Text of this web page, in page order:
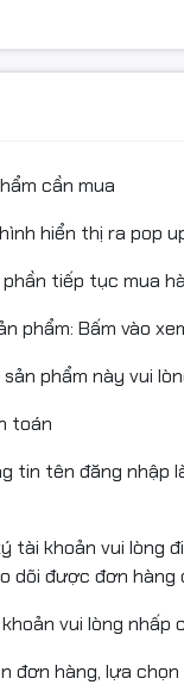
LBP 161w, máy
phí in ấn, bản in
hết mực
miễn phí tại Hà
LBP 162dw,
OEM, đạt
cần mua
hiển thị ra pop
tiếp tục mua
phẩm: Bấm vào
phẩm này vui
toán
tin tên đăng nhập
tài khoản vui
dõi được đơn hàng
vui lòng
đơn hàng, lựa